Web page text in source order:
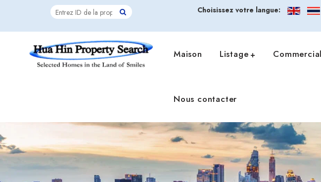
Choisissez votre langue:
Maison Listage Commercial
Nous contacter